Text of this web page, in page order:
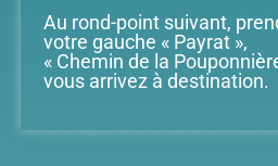
Au rond-point suivant,
votre gauche « Payrat »,
« Chemin de la
vous arrivez à destination.